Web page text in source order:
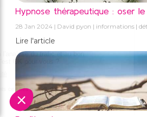
Hypnose thérapeutique : oser
28 Jan 2024 David pyon informations
Lire l'article